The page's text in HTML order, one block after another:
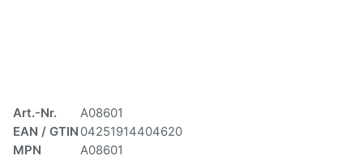
Art.-Nr.
A08601
EAN / GTIN 04251914404620
MPN
A08601